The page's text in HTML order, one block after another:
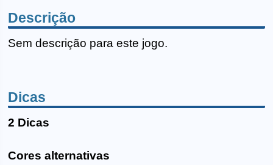
Descrição
Sem descrição para este jogo.
Dicas
2 Dicas
Cores alternativas